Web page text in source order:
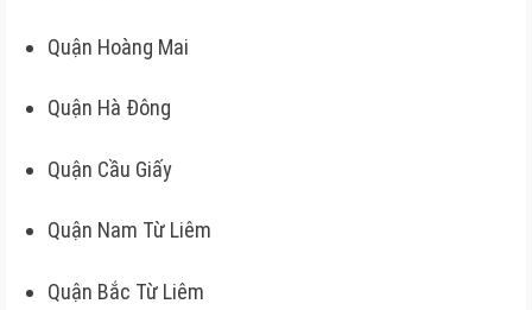
Quận Hoàng Mai
Quận Hà Đông
Quận Cầu Giấy
Quận Nam Từ Liêm
Quận Bắc Từ Liêm